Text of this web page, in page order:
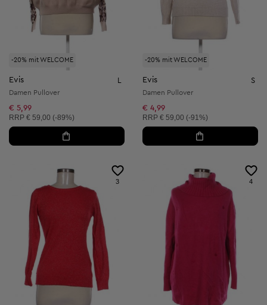
-20% mit WELCOME
Evis
Damen Pullover
€ 5,99
Unverbindliche Preisempfehlung:
RRP € 59,00 (-89%)
-20% mit WELCOME
Evis S
Damen Pullover
€ 4,99
Unverbindliche Preisempfehlung:
RRP € 59,00 (-91%)
3 4